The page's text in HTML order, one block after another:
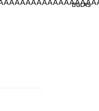
OGLAS